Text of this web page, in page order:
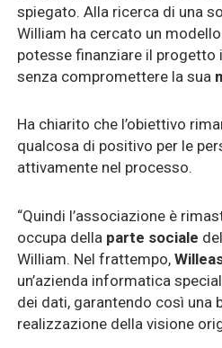
spiegato. Alla ricerca di una
William ha cercato un
potesse finanziare il progetto
senza compromettere la sua
Ha chiarito che l’obiettivo
qualcosa di positivo per le
attivamente nel processo.
“Quindi l’associazione è
occupa della parte sociale
William. Nel frattempo,
un’azienda informatica
dei dati, garantendo così una
realizzazione della visione